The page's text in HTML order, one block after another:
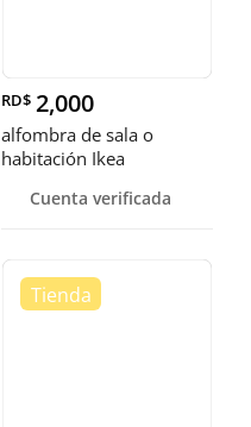
RD$ 2,000
alfombra de sala o
habitación Ikea
Cuenta verificada